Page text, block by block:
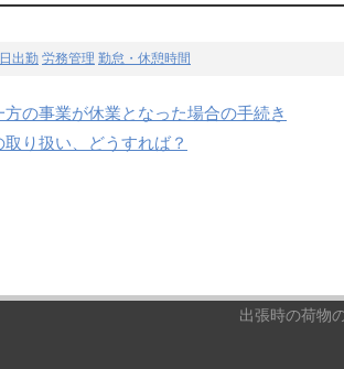
出勤 労務管理 勤怠・休憩時間
の事業が休業となった場合の手続き
り扱い、どうすれば？
出張時の荷物